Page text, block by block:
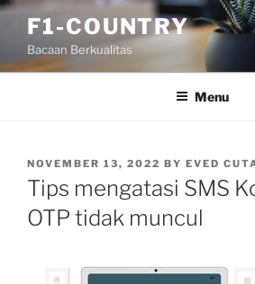
Skip
content
F1-COUNTRY
Bacaan Berkualitas
Menu
POSTED
ON
NOVEMBER 13, 2022 BY EVED
Tips mengatasi SMS
OTP tidak muncul